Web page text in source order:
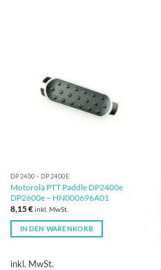
DP2400 - DP2400E
Motorola PTT Paddle DP2400e
DP2600e – HN000696A01
8,15€inkl. MwSt.
IN DEN WARENKORB
inkl. MwSt.